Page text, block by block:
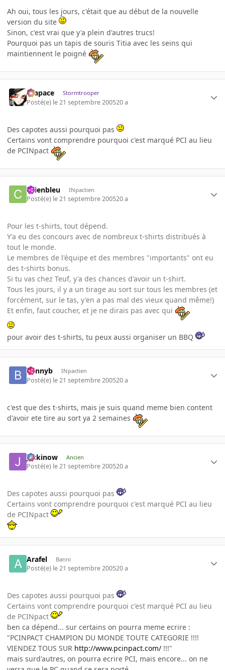
Ah oui, tous les jours, c'était que au début de la nouvelle
version du site
Sinon, c'est vrai que y'a plein d'autres trucs!
Pourquoi pas un tapis de souris Titia avec les seins qui
maintiennent le poigné
Krapace Stormtrooper
Posté(e) le 21 septembre 200520 a
Des capotes aussi pourquoi pas
Certains vont comprendre pourquoi c'est marqué PCI au lieu
de PCINpact
chienbleu INpactien
Posté(e) le 21 septembre 200520 a
Pour les t-shirts, tout dépend.
Y'a eu des concours avec de nombreux t-shirts distribués à
tout le monde.
Le membres de l'équipe et des membres "importants" ont eu
des t-shirts bonus.
Si tu vas chez Teuf, y'a des chances d'avoir un t-shirt.
Tous les jours, il y a un tirage au sort sur tous les membres (et
forcément, sur le tas, y'en a pas mal des vieux quand même!)
Et enfin, faut coucher, et je ne dirais pas avec qui
pour avoir des t-shirts, tu peux aussi organiser un BBQ
bennyb INpactien
Posté(e) le 21 septembre 200520 a
c'est que des t-shirts, mais je suis quand meme bien content
d'avoir ete tire au sort ya 2 semaines
jackinow Ancien
Posté(e) le 21 septembre 200520 a
Des capotes aussi pourquoi pas
Certains vont comprendre pourquoi c'est marqué PCI au lieu
de PCINpact
Arafel Banni
Posté(e) le 21 septembre 200520 a
Des capotes aussi pourquoi pas
Certains vont comprendre pourquoi c'est marqué PCI au lieu
de PCINpact
ben ca dépend... sur certains on pourra meme ecrire :
"PCINPACT CHAMPION DU MONDE TOUTE CATEGORIE !!!!
VIENDEZ TOUS SUR http://www.pcinpact.com/ !!!"
mais surd'autres, on pourra ecrire PCI, mais encore... on ne